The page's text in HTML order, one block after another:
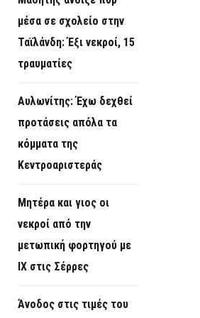
μέσα σε σχολείο στην
Ταϊλάνδη: Έξι νεκροί, 15
τραυματίες
Αυλωνίτης: Έχω δεχθεί
προτάσεις απόλα τα
κόμματα της
Κεντροαριστεράς
Μητέρα και γιος οι
νεκροί από την
μετωπική φορτηγού με
ΙΧ στις Σέρρες
Άνοδος στις τιμές του